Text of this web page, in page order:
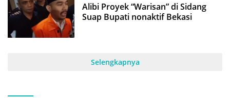
Alibi Proyek “Warisan” di Sidang
Suap Bupati nonaktif Bekasi
Selengkapnya